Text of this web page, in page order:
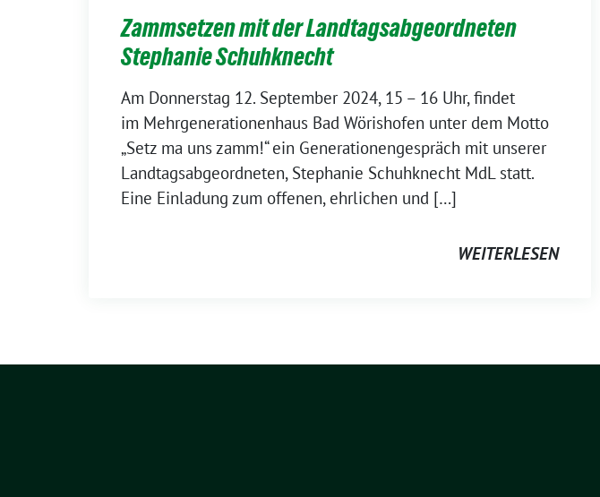
Zammsetzen mit der Landtagsabgeordneten
Stephanie Schuhknecht
Am Donnerstag 12. September 2024, 15 – 16 Uhr, findet
im Mehrgenerationenhaus Bad Wörishofen unter dem Motto
„Setz ma uns zamm!“ ein Generationengespräch mit unserer
Landtagsabgeordneten, Stephanie Schuhknecht MdL statt.
Eine Einladung zum offenen, ehrlichen und […]
WEITERLESEN